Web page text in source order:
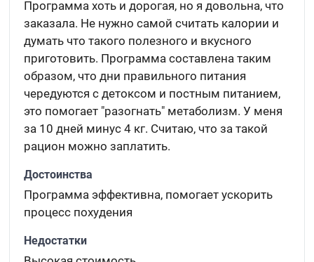
Программа хоть и дорогая, но я довольна, что
заказала. Не нужно самой считать калории и
думать что такого полезного и вкусного
приготовить. Программа составлена таким
образом, что дни правильного питания
чередуются с детоксом и постным питанием,
это помогает "разогнать" метаболизм. У меня
за 10 дней минус 4 кг. Считаю, что за такой
рацион можно заплатить.
Достоинства
Программа эффективна, помогает ускорить
процесс похудения
Недостатки